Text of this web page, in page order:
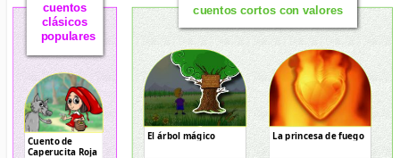
cuentos
clásicos
populares
Cuento de
Caperucita Roja
cuentos cortos con valores
El árbol mágico La princesa de fuego